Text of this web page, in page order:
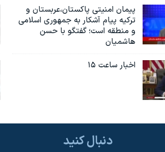
پیمان امنیتی پاکستان،عربستان و
ترکیه پیام آشکار به جمهوری اسلامی
و منطقه است؛ گفتگو با حسن
هاشمیان
اخبار ساعت ۱۵
دنبال کنید